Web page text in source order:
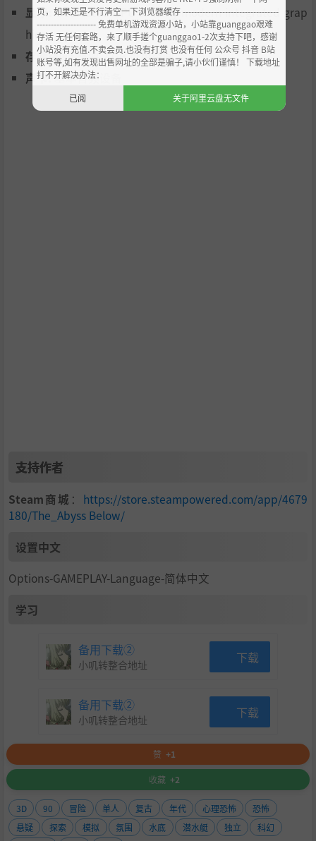
而每一次扫描都会让你离它更近。
短小集中的恐怖体验 (约 1 小时游玩时长)
显卡: Dedicated GPU or fairly modern integrated grap
hics
存储空间:需要 2 GB 可用空间
声卡:基本音频设备
支持作者
Steam商城 ： https://store.steampowered.com/app/4679
180/The_Abyss Below/
设置中文
Options-GAMEPLAY-Language-简体中文
学习
备用下载②
小叽转整合地址 下载
备用下载②
小叽转整合地址 下载
赞 +1
收藏 +2
3D 90 冒险 单人 复古 年代 心理恐怖
恐怖
悬疑
探索 模拟 氛围 水底 潜水艇 独立
科幻
页，如果还是不行清空一下浏览器缓存 ----------------------------------
--------------------- 免费单机游戏资源小站，小站靠guanggao艰难
存活 无任何套路，来了顺手搓个guanggao1-2次支持下吧，感谢
小站没有充值.不卖会员.也没有打赏 也没有任何 公众号 抖音 B站
账号等,如有发现出售网址的全部是骗子,请小伙们谨慎！ 下载地址
打不开解决办法：
已阅
关于阿里云盘无文件